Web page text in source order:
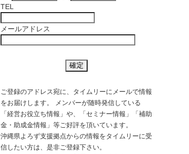
TEL
メールアドレス
ご登録のアドレス宛に、タイムリーにメールで情報
をお届けします。 メンバーが随時発信している
「経営お役立ち情報」や、「セミナー情報」「補助
金・助成金情報」等ご好評を頂いています。
沖縄県よろず支援拠点からの情報をタイムリーに受
信したい方は、是非ご登録下さい。